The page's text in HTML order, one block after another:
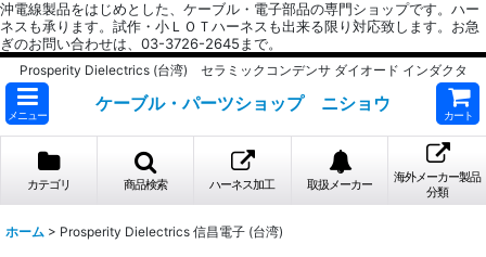
沖電線製品をはじめとした、ケーブル・電子部品の専門ショップです。ハー
ネスも承ります。試作・小ＬＯＴハーネスも出来る限り対応致します。お急
ぎのお問い合わせは、03-3726-2645まで。
Prosperity Dielectrics (台湾) セラミックコンデンサ ダイオード インダクタ
メニュー
ケーブル・パーツショップ ニショウ
カート
カテゴリ 商品検索 ハーネス加工 取扱メーカー
海外メーカー製品
分類
ホーム > Prosperity Dielectrics 信昌電子 (台湾)